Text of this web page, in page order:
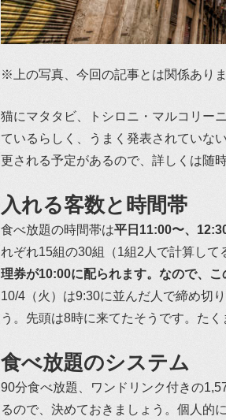
※上の写真、今回の記事とは関係ありま
猫にマタタビ、トシロニ・マルコリー
ているらしく、うまく発表されていな
更される予定があるので、詳しくは随
入れる客数と時間帯
食べ放題の時間帯は平日11:00〜、
れぞれ15組の30組（1組2人で計算し
理券が10:00に配られます。なので、
10/4（火）は9:30に並んだ人で締め切
う。先頭は8時に来てたそうです。たく
食べ放題のシステム
90分食べ放題、ワンドリンク付きの
るので、決めておきましょう。個人的